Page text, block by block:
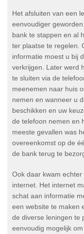
Het afsluiten van een
eenvoudiger
bank te stappen en al
ter plaatse te regelen.
informatie moest u bij
verkrijgen. Later werd
te sluiten via de
meenemen naar huis
nemen en wanneer u
beschikken en uw
de telefoon nemen en
meeste gevallen was
overeenkomst op de
de bank terug te
Ook daar kwam
internet. Het internet
schat aan informatie
een website te maken
de diverse leningen te
eenvoudig mogelijk